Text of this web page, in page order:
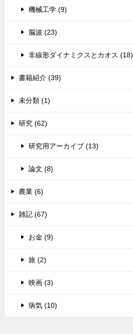
機械工学 (9)
脳波 (23)
非線形ダイナミクスとカオス (18)
書籍紹介 (39)
未分類 (1)
研究 (62)
研究用アーカイブ (13)
論文 (8)
農業 (6)
雑記 (67)
お金 (9)
旅 (2)
映画 (3)
病気 (10)